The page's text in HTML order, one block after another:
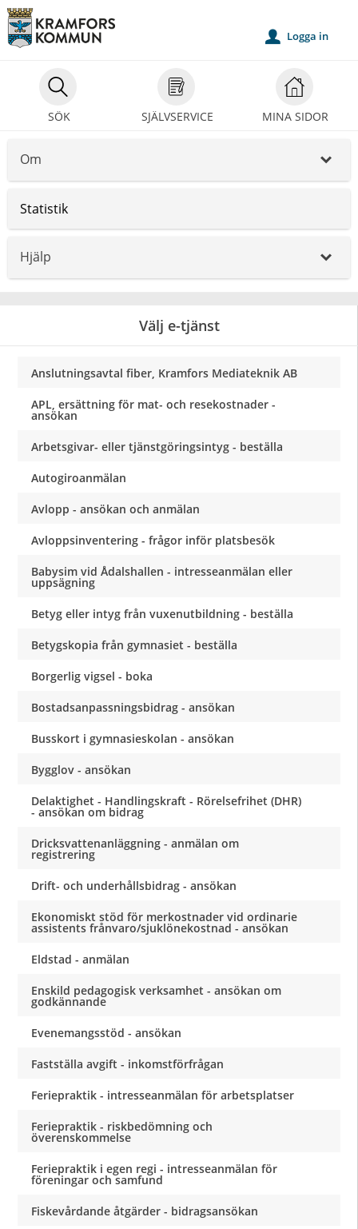
Välkommen
till
självservice
Kramfors
kommun
SÖK SJÄLVSERVICE MINA SIDOR
Om _
Statistik
Hjälp _
u Logga in
Välj e-tjänst
Anslutningsavtal fiber, Kramfors Mediateknik AB
APL, ersättning för mat- och resekostnader -
ansökan
Arbetsgivar- eller tjänstgöringsintyg - beställa
Autogiroanmälan
Avlopp - ansökan och anmälan
Avloppsinventering - frågor inför platsbesök
Babysim vid Ådalshallen - intresseanmälan eller
uppsägning
Betyg eller intyg från vuxenutbildning - beställa
Betygskopia från gymnasiet - beställa
Borgerlig vigsel - boka
Bostadsanpassningsbidrag - ansökan
Busskort i gymnasieskolan - ansökan
Bygglov - ansökan
Delaktighet - Handlingskraft - Rörelsefrihet (DHR)
- ansökan om bidrag
Dricksvattenanläggning - anmälan om
registrering
Drift- och underhållsbidrag - ansökan
Ekonomiskt stöd för merkostnader vid ordinarie
assistents frånvaro/sjuklönekostnad - ansökan
Eldstad - anmälan
Enskild pedagogisk verksamhet - ansökan om
godkännande
Evenemangsstöd - ansökan
Fastställa avgift - inkomstförfrågan
Feriepraktik - intresseanmälan för arbetsplatser
Feriepraktik - riskbedömning och
överenskommelse
Feriepraktik i egen regi - intresseanmälan för
föreningar och samfund
Fiskevårdande åtgärder - bidragsansökan